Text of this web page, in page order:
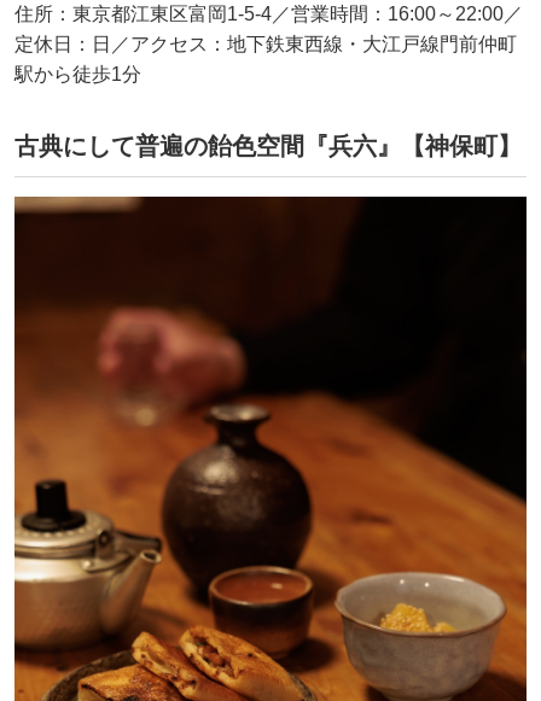
住所：東京都江東区富岡1-5-4／営業時間：16:00～22:00／
定休日：日／アクセス：地下鉄東西線・大江戸線門前仲町
駅から徒歩1分
古典にして普遍の飴色空間『兵六』【神保町】